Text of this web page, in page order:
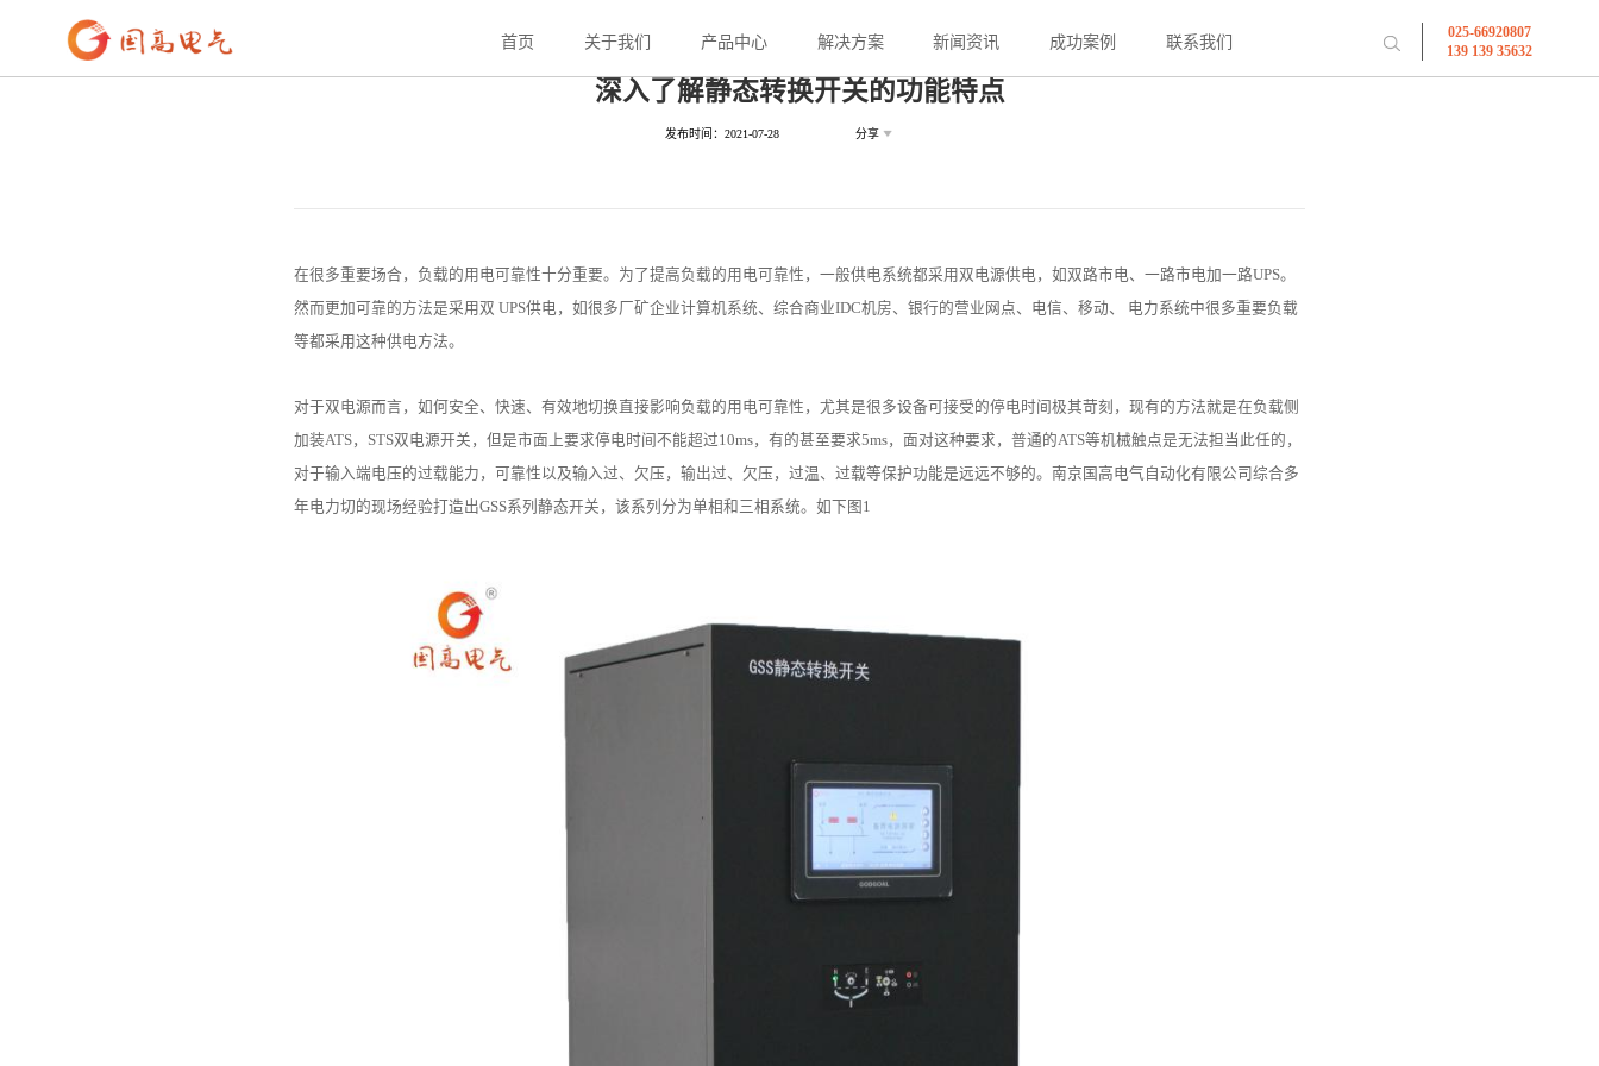
025-66920807
139 139 35632
首页 关于我们 产品中心 解决方案 新闻资讯 成功案例 联系我们
深入了解静态转换开关的功能特点
发布时间：2021-07-28 分享
在很多重要场合，负载的用电可靠性十分重要。为了提高负载的用电可靠性，一般供电系统都采用双电源供电，如双路市电、一路市电加一路UPS。
然而更加可靠的方法是采用双 UPS供电，如很多厂矿企业计算机系统、综合商业IDC机房、银行的营业网点、电信、移动、 电力系统中很多重要负载
等都采用这种供电方法。
对于双电源而言，如何安全、快速、有效地切换直接影响负载的用电可靠性，尤其是很多设备可接受的停电时间极其苛刻，现有的方法就是在负载侧
加装ATS，STS双电源开关，但是市面上要求停电时间不能超过10ms，有的甚至要求5ms，面对这种要求，普通的ATS等机械触点是无法担当此任的，
对于输入端电压的过载能力，可靠性以及输入过、欠压，输出过、欠压，过温、过载等保护功能是远远不够的。南京国高电气自动化有限公司综合多
年电力切的现场经验打造出GSS系列静态开关，该系列分为单相和三相系统。如下图1